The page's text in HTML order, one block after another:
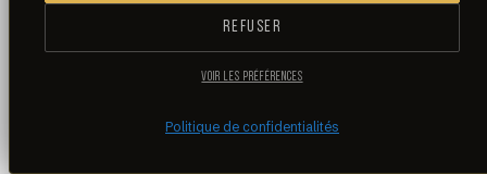
REFUSER
VOIR LES PRÉFÉRENCES
Politique de confidentialités